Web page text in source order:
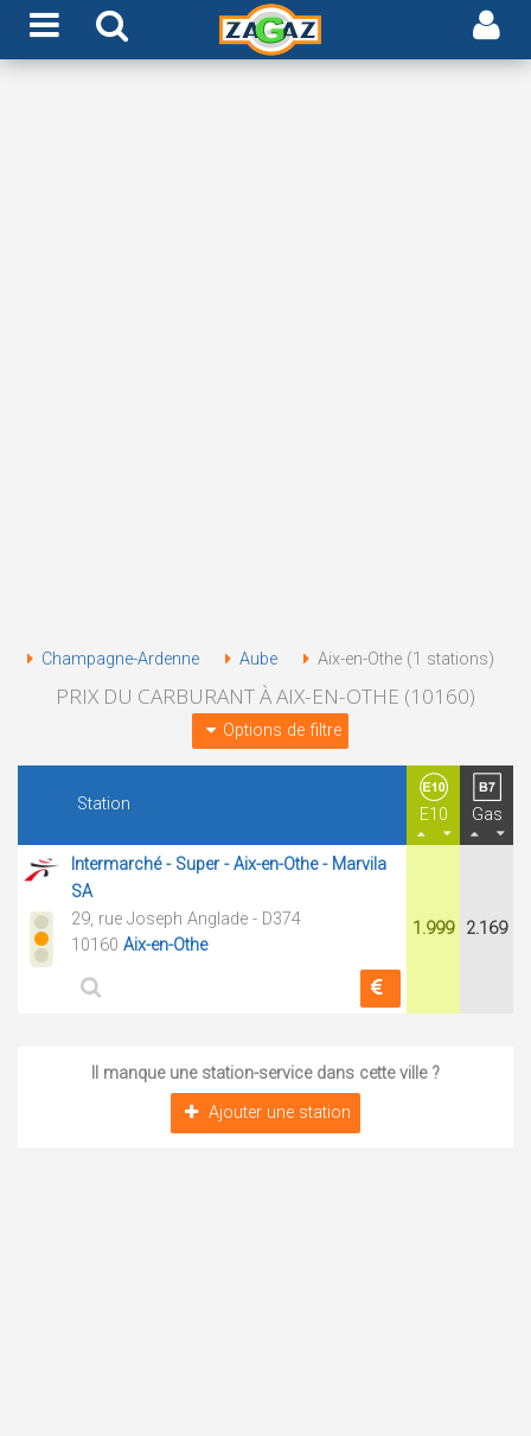
Champagne-Ardenne Aube Aix-en-Othe (1 stations)
PRIX DU CARBURANT À AIX-EN-OTHE (10160)
Options de filtre
Station
E10 Gas
Intermarché - Super - Aix-en-Othe - Marvila
SA
29, rue Joseph Anglade - D374
10160 Aix-en-Othe
1.999 2.169
Il manque une station-service dans cette ville ?
Ajouter une station